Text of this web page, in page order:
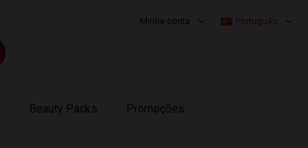
Português
Minha conta
Beauty Packs Promoções